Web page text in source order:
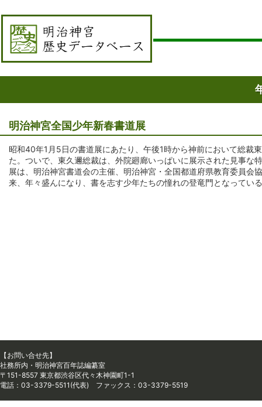
明治神宮全国少年新春書道展
昭和40年1月5日の書道展にあたり、午後1時から神前において総裁
た。ついで、東久邇総裁は、外院廻廊いっぱいに展示された見事
展は、明治神宮書道会の主催、明治神宮・全国都道府県教育委員
来、年々盛んになり、書を志す少年たちの憧れの登竜門となってい
【お問い合せ先】
社務所内・明治神宮百年誌編纂室
〒151-8557 東京都渋谷区代々木神園町1-1
電話：03-3379-5511(代表) ファックス：03-3379-5519